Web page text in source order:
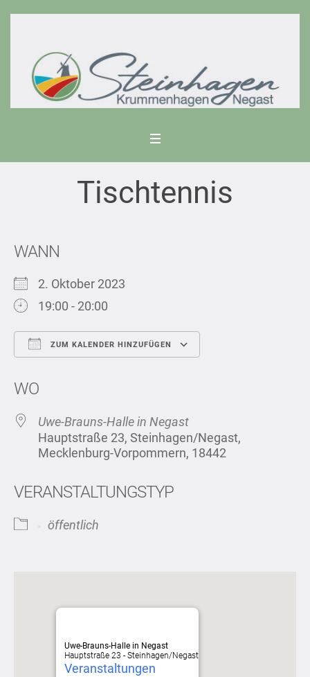
Tischtennis
WANN
2. Oktober 2023
19:00 - 20:00
ZUM KALENDER HINZUFÜGEN
WO
Uwe-Brauns-Halle in Negast
Hauptstraße 23, Steinhagen/Negast,
Mecklenburg-Vorpommern, 18442
VERANSTALTUNGSTYP
öffentlich
Uwe-Brauns-Halle in Negast
Hauptstraße 23 - Steinhagen/Negast
Veranstaltungen